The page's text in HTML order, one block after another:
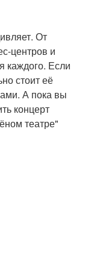
От
центров и
каждого. Если
стоит её
А пока вы
концерт
театре"